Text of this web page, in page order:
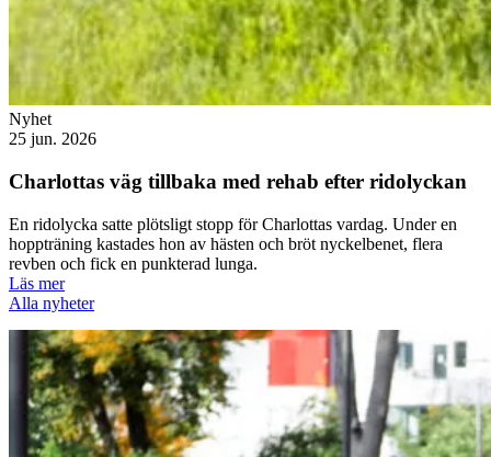
Nyhet
25 jun. 2026
Charlottas väg tillbaka med rehab efter ridolyckan
En ridolycka satte plötsligt stopp för Charlottas vardag. Under en
hoppträning kastades hon av hästen och bröt nyckelbenet, flera
revben och fick en punkterad lunga.
Läs mer
Alla nyheter